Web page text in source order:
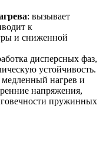
: вызывает
к
и сниженной
дисперсных фаз,
устойчивость.
медленный нагрев и
напряжения,
пружинных